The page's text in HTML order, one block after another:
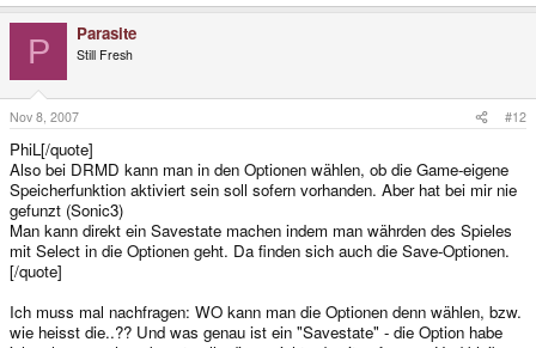
P Parasite
Still Fresh
Nov 8, 2007 #12
PhiL[/quote]
Also bei DRMD kann man in den Optionen wählen, ob die Game-eigene
Speicherfunktion aktiviert sein soll sofern vorhanden. Aber hat bei mir nie
gefunzt (Sonic3)
Man kann direkt ein Savestate machen indem man währden des Spieles
mit Select in die Optionen geht. Da finden sich auch die Save-Optionen.
[/quote]
Ich muss mal nachfragen: WO kann man die Optionen denn wählen, bzw.
wie heisst die..?? Und was genau ist ein "Savestate" - die Option habe